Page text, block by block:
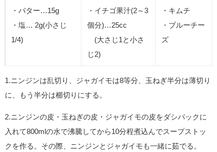
・バター…15g
・塩… 2g(小さじ
1/4)
・イチゴ果汁(2～3
個分)…25cc
(大さじ1と小さ
じ2)
・キムチ
・ブルーチー
ズ
1.ニンジンは乱切り、ジャガイモは8等分、玉ねぎ半分は薄切り
に、もう半分は櫛切りにする。
2.ニンジンの皮・玉ねぎの皮・ジャガイモの皮をダシパックに
入れて800mlの水で沸騰してから10分程煮込んでスープストッ
クを作る。その際、ニンジンとジャガイモも一緒に茹でる。